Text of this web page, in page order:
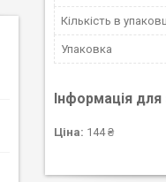
Кількість в
Упаковка
Інформація
Ціна: 144 ₴